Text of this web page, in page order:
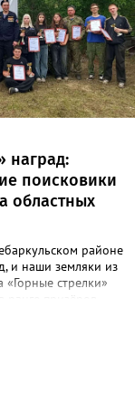
наград:
поисковики
областных
районе
и наши земляки из
«Горные стрелки»
ранге призёров